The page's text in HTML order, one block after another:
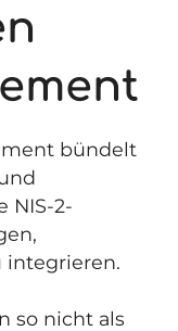
bündelt
NIS-2-
integrieren.
so nicht als